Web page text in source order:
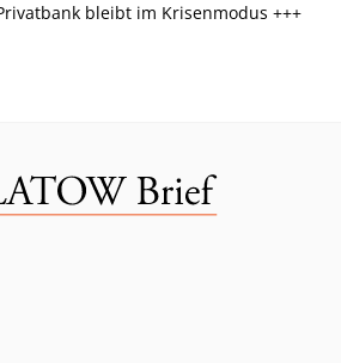
bleibt im Krisenmodus +++